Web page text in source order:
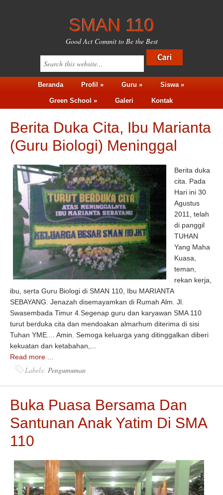
SMAN 110
Good Act Commit to Be the Best
Beranda Profil » Guru » Siswa »
Green School » Galeri Kontak
Berita Duka Cita, Ibu Marianta
(Guru Biologi) Meninggal
Berita duka
cita. Pada
Hari ini 30
Agustus
2011, telah
di panggil
TUHAN
Yang Maha
Kuasa,
teman,
rekan kerja,
ibu, serta Guru Biologi di SMAN 110, Ibu MARIANTA
SEBAYANG. Jenazah disemayamkan di Rumah Alm. Jl.
Swasembada Timur 4.Segenap guru dan karyawan SMA 110
turut berduka cita dan mendoakan almarhum diterima di sisi
Tuhan YME.... Amin. Semoga keluarga yang ditinggalkan diberi
kekuatan dan ketabahan,...
Read more ...
Labels:Pengumuman
Buka Puasa Bersama Dan
Santunan Anak Yatim Di SMA
110